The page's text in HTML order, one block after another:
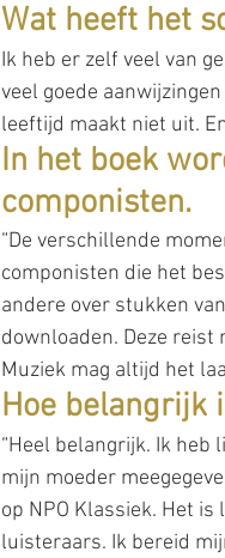
Wat heeft het
Ik heb er zelf veel van
veel goede
leeftijd maakt niet uit.
In het boek
componisten.
“De verschillende
componisten die het
andere over stukken
downloaden. Deze reist
Muziek mag altijd het
Hoe belangrijk
“Heel belangrijk. Ik heb
mijn moeder
op NPO Klassiek. Het
luisteraars. Ik bereid